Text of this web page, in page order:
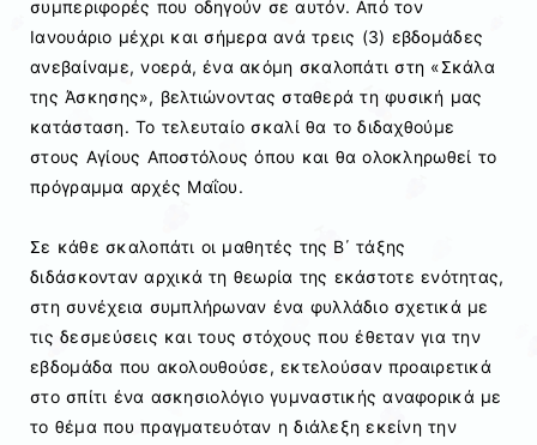
συμπεριφορές που οδηγούν σε αυτόν. Από τον
Ιανουάριο μέχρι και σήμερα ανά τρεις (3) εβδομάδες
ανεβαίναμε, νοερά, ένα ακόμη σκαλοπάτι στη «Σκάλα
της Άσκησης», βελτιώνοντας σταθερά τη φυσική μας
κατάσταση. Το τελευταίο σκαλί θα το διδαχθούμε
στους Αγίους Αποστόλους όπου και θα ολοκληρωθεί το
πρόγραμμα αρχές Μαΐου.
Σε κάθε σκαλοπάτι οι μαθητές της Β΄ τάξης
διδάσκονταν αρχικά τη θεωρία της εκάστοτε ενότητας,
στη συνέχεια συμπλήρωναν ένα φυλλάδιο σχετικά με
τις δεσμεύσεις και τους στόχους που έθεταν για την
εβδομάδα που ακολουθούσε, εκτελούσαν προαιρετικά
στο σπίτι ένα ασκησιολόγιο γυμναστικής αναφορικά με
το θέμα που πραγματευόταν η διάλεξη εκείνη την